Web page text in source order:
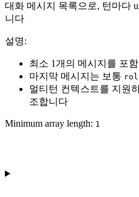
대화 메시지 목록으로, 턴마다
니다
설명:
최소 1개의 메시지를 포
마지막 메시지는 보통
멀티턴 컨텍스트를 지원
조합니다
Minimum array length: 1